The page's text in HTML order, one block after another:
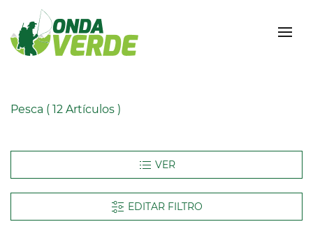
Pesca ( 12 Artículos )
EDITAR FILTRO